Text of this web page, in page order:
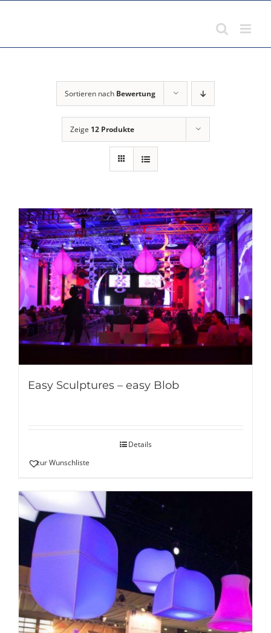
Sortieren nach Bewertung
Zeige 12 Produkte
Easy Sculptures – easy Blob
Details
zur Wunschliste